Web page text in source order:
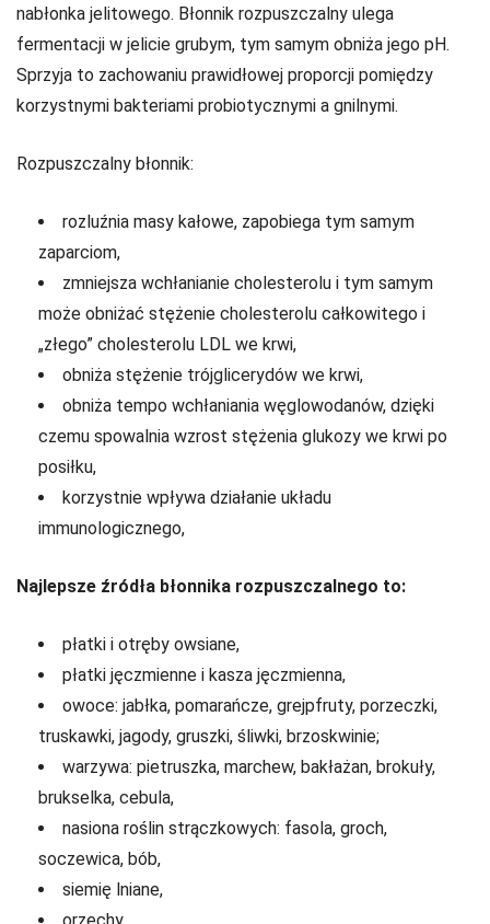
nabłonka jelitowego. Błonnik rozpuszczalny ulega
fermentacji w jelicie grubym, tym samym obniża jego pH.
Sprzyja to zachowaniu prawidłowej proporcji pomiędzy
korzystnymi bakteriami probiotycznymi a gnilnymi.
Rozpuszczalny błonnik:
rozluźnia masy kałowe, zapobiega tym samym
zaparciom,
zmniejsza wchłanianie cholesterolu i tym samym
może obniżać stężenie cholesterolu całkowitego i
„złego” cholesterolu LDL we krwi,
obniża stężenie trójglicerydów we krwi,
obniża tempo wchłaniania węglowodanów, dzięki
czemu spowalnia wzrost stężenia glukozy we krwi po
posiłku,
korzystnie wpływa działanie układu
immunologicznego,
Najlepsze źródła błonnika rozpuszczalnego to:
płatki i otręby owsiane,
płatki jęczmienne i kasza jęczmienna,
owoce: jabłka, pomarańcze, grejpfruty, porzeczki,
truskawki, jagody, gruszki, śliwki, brzoskwinie;
warzywa: pietruszka, marchew, bakłażan, brokuły,
brukselka, cebula,
nasiona roślin strączkowych: fasola, groch,
soczewica, bób,
siemię lniane,